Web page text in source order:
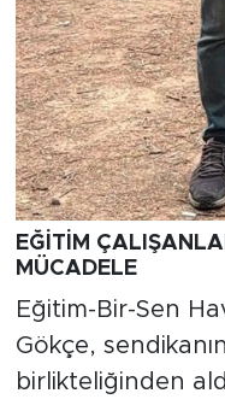
EĞİTİM
MÜCADELE
Eğitim-Bir-Sen
Gökçe,
birlikteliğinden